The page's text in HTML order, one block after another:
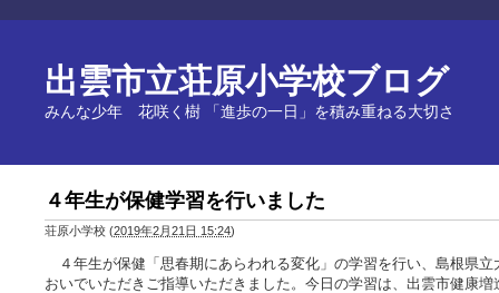
出雲市立荘原小学校ブログ
みんな少年 花咲く樹 「進歩の一日」を積み重ねる大切さ
４年生が保健学習を行いました
荘原小学校 (2019年2月21日 15:24)
４年生が保健「思春期にあらわれる変化」の学習を行い、島根県立
おいでいただきご指導いただきました。今日の学習は、出雲市健康